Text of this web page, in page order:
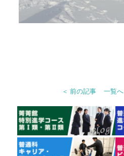
＜ 前の記事 一覧へ